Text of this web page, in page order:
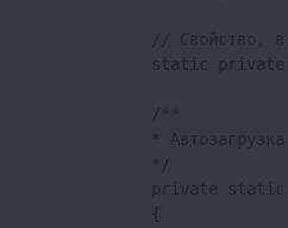
// Свойство,
static private
* Автозагрузка
private